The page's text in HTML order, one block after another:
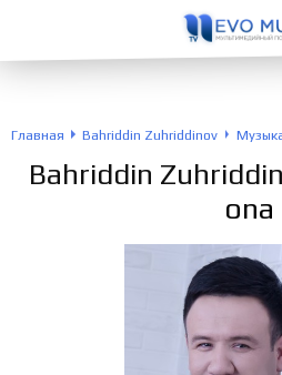
Главная Bahriddin Zuhriddinov
Bahriddin
ona